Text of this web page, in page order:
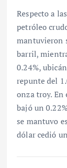
Respecto a
petróleo
mantuvieron
barril,
0.24%,
repunte del
onza troy. En
bajó un
se mantuvo
dólar cedió